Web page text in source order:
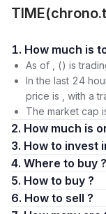
1.
As of , () is
In the last 24
price is , with a
The market cap
2. How much is
3. How to invest
4. Where to buy ?
5. How to buy ?
6. How to sell ?